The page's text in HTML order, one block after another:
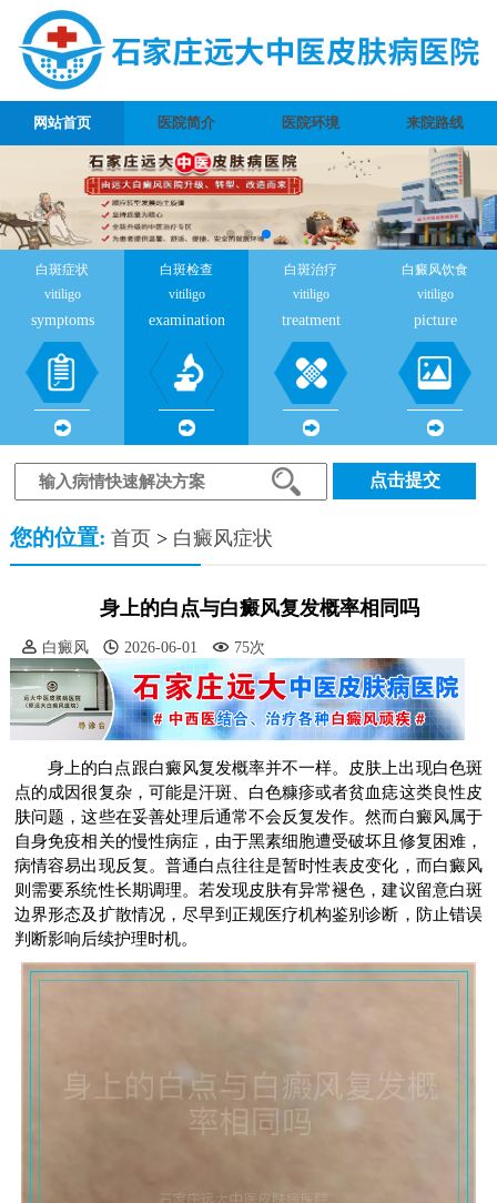
网站首页 医院简介 医院环境 来院路线
白斑症状
vitiligo
symptoms
白斑检查
vitiligo
examination
白斑治疗
vitiligo
treatment
白癜风饮食
vitiligo
picture
点击提交
您的位置: 首页> 白癜风症状
身上的白点与白癜风复发概率相同吗
白癜风 2026-06-01 75次
身上的白点跟白癜风复发概率并不一样。皮肤上出现白色斑
点的成因很复杂，可能是汗斑、白色糠疹或者贫血痣这类良性皮
肤问题，这些在妥善处理后通常不会反复发作。然而白癜风属于
自身免疫相关的慢性病症，由于黑素细胞遭受破坏且修复困难，
病情容易出现反复。普通白点往往是暂时性表皮变化，而白癜风
则需要系统性长期调理。若发现皮肤有异常褪色，建议留意白斑
边界形态及扩散情况，尽早到正规医疗机构鉴别诊断，防止错误
判断影响后续护理时机。